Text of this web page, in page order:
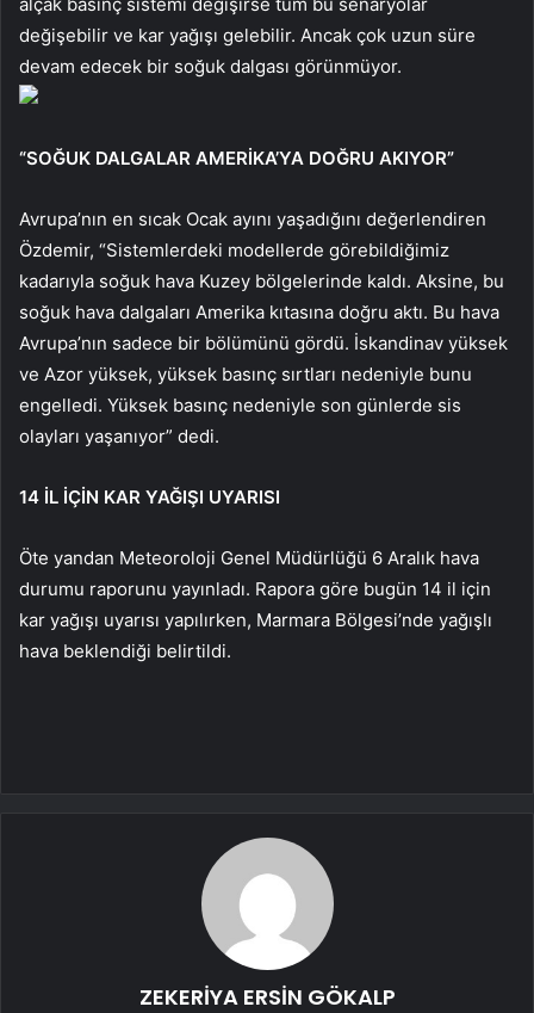
değişebilir ve kar yağışı gelebilir. Ancak çok uzun süre
devam edecek bir soğuk dalgası görünmüyor.
“SOĞUK DALGALAR AMERİKA’YA DOĞRU AKIYOR”
Avrupa’nın en sıcak Ocak ayını yaşadığını değerlendiren
Özdemir, “Sistemlerdeki modellerde görebildiğimiz
kadarıyla soğuk hava Kuzey bölgelerinde kaldı. Aksine, bu
soğuk hava dalgaları Amerika kıtasına doğru aktı. Bu hava
Avrupa’nın sadece bir bölümünü gördü. İskandinav yüksek
ve Azor yüksek, yüksek basınç sırtları nedeniyle bunu
engelledi. Yüksek basınç nedeniyle son günlerde sis
olayları yaşanıyor” dedi.
14 İL İÇİN KAR YAĞIŞI UYARISI
Öte yandan Meteoroloji Genel Müdürlüğü 6 Aralık hava
durumu raporunu yayınladı. Rapora göre bugün 14 il için
kar yağışı uyarısı yapılırken, Marmara Bölgesi’nde yağışlı
hava beklendiği belirtildi.
ZEKERİYA ERSİN GÖKALP